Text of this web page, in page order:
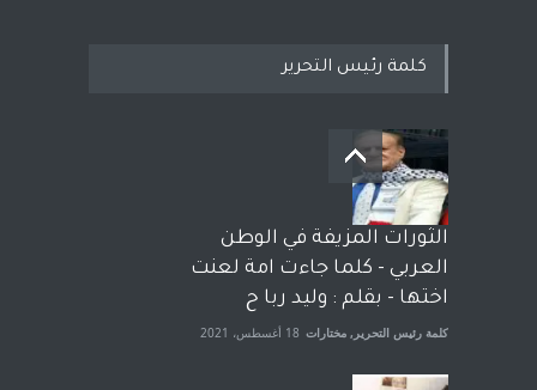
بعد معارك قضائية طاحنة كتب
وترافع فيها بنفسه مرة اخرى..
الشيخ طارق يوسف يقهر
الحكومة الأمريكية ، فأعطوه
الجنسية عن يد وهم صاغرون،
آراء حرة مختارات 7 أبريل، 2023
كلمة رئيس التحرير
الثورات المزيفة في الوطن
العربي - كلما جاءت امة لعنت
اختها - بقلم : وليد ربا ح
كلمة رئيس التحرير , مختارات 18 أغسطس، 2021